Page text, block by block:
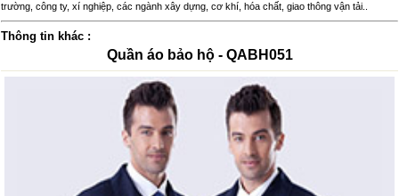
trường, công ty, xí nghiệp, các ngành xây dựng, cơ khí, hóa chất, giao thông vận tải..
Thông tin khác :
Quần áo bảo hộ - QABH051